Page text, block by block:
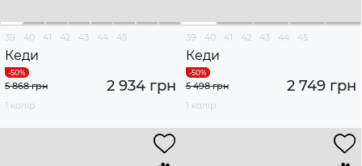
39 40 41 42 43 44 45
Кеди
2 934 грн
5 868 грн
1 колір
39 40 41 42 43 44 45
Кеди
2 749 грн
5 498 грн
1 колір